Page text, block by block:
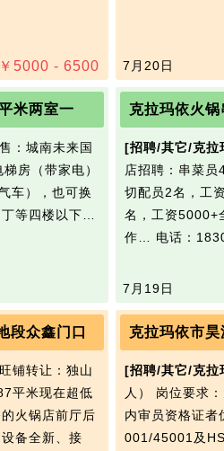
￥ 5000 - 6500 7月20日
米两室一
：城南未来国
房（带家电）
车），也可换
等四楼以下…
克拉玛依火
[招聘/其它/克拉
店招聘：串菜员
切配员2名，工
名，工资5000+
作… 电话：
7月19日
段众鑫门口
旺铺转让：独山
平米现在超低
火锅店前厅后
备全新、接
克拉玛依市
[招聘/其它/克拉
人） 岗位要求
内审员资格证
001/45001及